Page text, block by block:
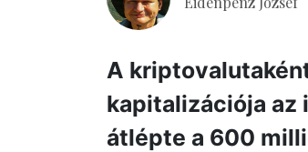
A
kapitalizációja az
átlépte a 600